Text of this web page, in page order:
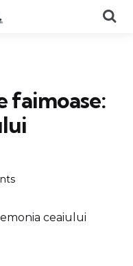
faimoase: